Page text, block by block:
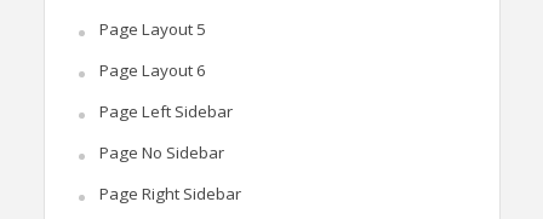
Page Layout 5
Page Layout 6
Page Left Sidebar
Page No Sidebar
Page Right Sidebar